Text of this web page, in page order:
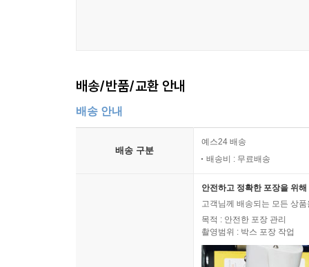
배송/반품/교환 안내
배송 안내
배송 구분
예스24 배송
배송비 : 무료배송
안전하고 정확한 포장을 위
고객님께 배송되는 모든 상
목적 : 안전한 포장 관리
촬영범위 : 박스 포장 작업